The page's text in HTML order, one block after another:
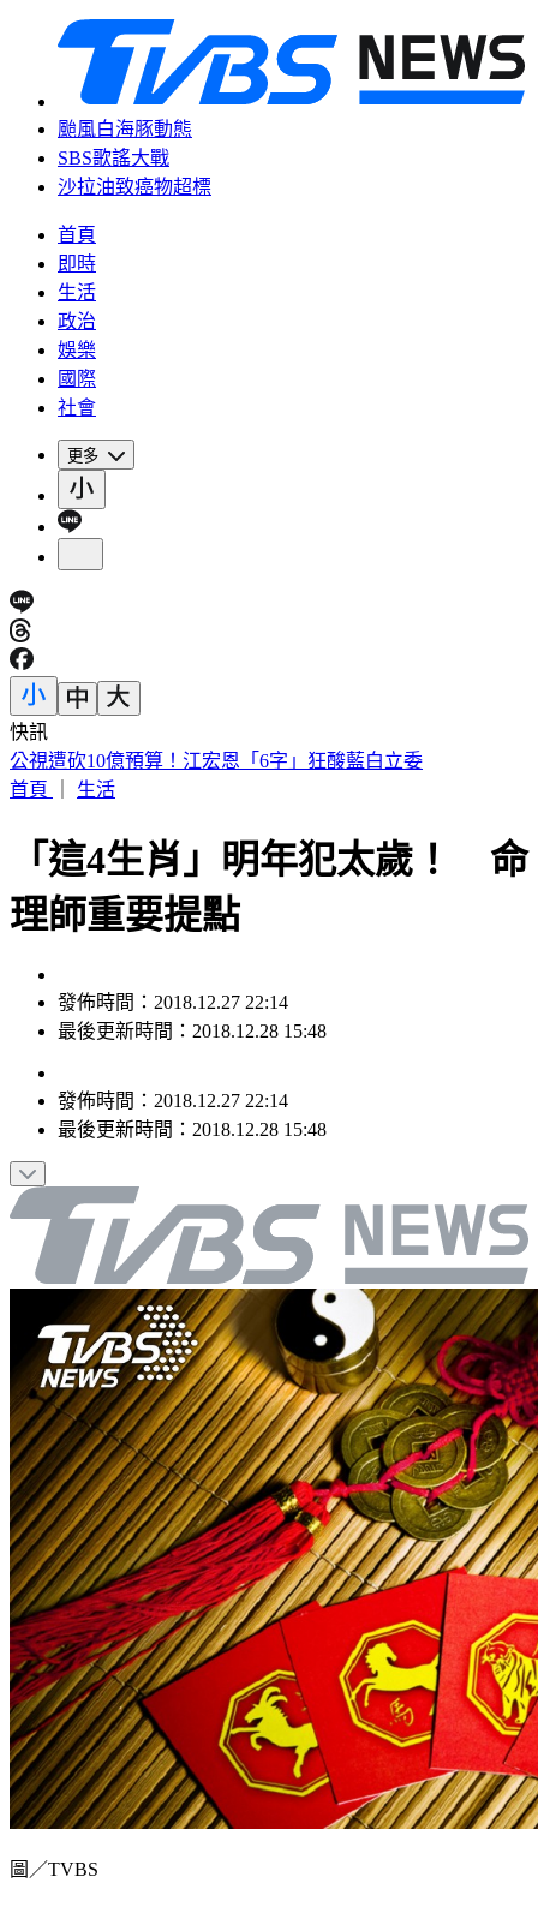
颱風白海豚動態
SBS歌謠大戰
沙拉油致癌物超標
首頁
即時
生活
政治
娛樂
國際
社會
更多
快訊
「小秦漢」張海漢驚傳過世！享壽68歲 好友悲痛證實
首頁
生活
「這4生肖」明年犯太歲！ 命
理師重要提點
發佈時間：2018.12.27 22:14
最後更新時間：2018.12.28 15:48
發佈時間： 2018.12.27 22:14
最後更新時間： 2018.12.28 15:48
圖／TVBS